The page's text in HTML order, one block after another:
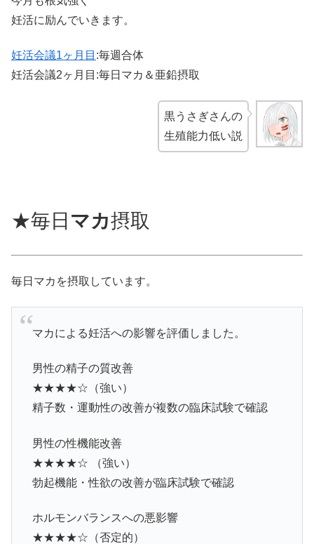
妊活に励んでいきます。
妊活会議1ヶ月目 :毎週合体
妊活会議2ヶ月目:毎日マカ＆亜鉛摂取
黒うさぎさんの
生殖能力低い説
★毎日 マカ摂取
毎日マカを摂取しています。
マカによる妊活への影響を評価しました。
男性の精子の質改善
★★★★☆（強い）
精子数・運動性の改善が複数の臨床試験で確認
男性の性機能改善
★★★★☆ （強い）
勃起機能・性欲の改善が臨床試験で確認
ホルモンバランスへの悪影響
★★★★☆（否定的）